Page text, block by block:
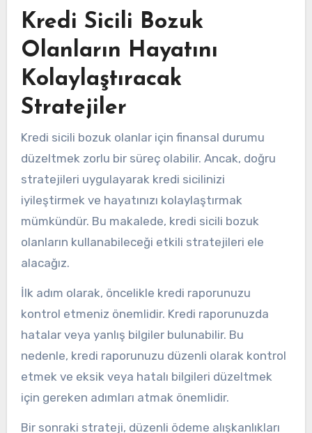
Kredi Sicili Bozuk
Olanların Hayatını
Kolaylaştıracak
Stratejiler
Kredi sicili bozuk olanlar için finansal durumu
düzeltmek zorlu bir süreç olabilir. Ancak, doğru
stratejileri uygulayarak kredi sicilinizi
iyileştirmek ve hayatınızı kolaylaştırmak
mümkündür. Bu makalede, kredi sicili bozuk
olanların kullanabileceği etkili stratejileri ele
alacağız.
İlk adım olarak, öncelikle kredi raporunuzu
kontrol etmeniz önemlidir. Kredi raporunuzda
hatalar veya yanlış bilgiler bulunabilir. Bu
nedenle, kredi raporunuzu düzenli olarak kontrol
etmek ve eksik veya hatalı bilgileri düzeltmek
için gereken adımları atmak önemlidir.
Bir sonraki strateji, düzenli ödeme alışkanlıkları